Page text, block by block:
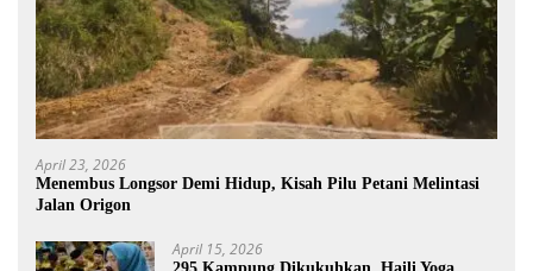
April 23, 2026
Menembus Longsor Demi Hidup, Kisah Pilu Petani Melintasi
Jalan Origon
April 15, 2026